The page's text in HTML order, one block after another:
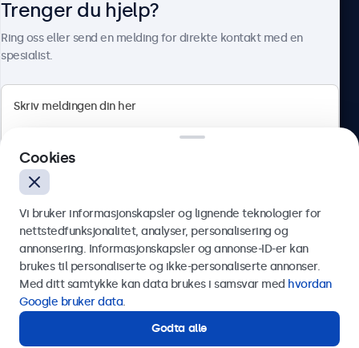
Norsk
Trenger du hjelp?
Ring oss eller send en melding for direkte kontakt med en
spesialist.
Send
Eller ring oss på
Cookies
Vi bruker informasjonskapsler og lignende teknologier for
nettstedfunksjonalitet, analyser, personalisering og
annonsering. Informasjonskapsler og annonse-ID-er kan
brukes til personaliserte og ikke-personaliserte annonser.
Med ditt samtykke kan data brukes i samsvar med hvordan
Google bruker data.
Godta alle